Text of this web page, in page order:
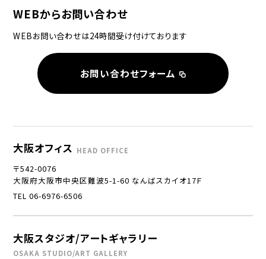
WEBからお問い合わせ
WEBお問い合わせは24時間受け付けております
お問い合わせフォーム
大阪オフィス HEAD OFFICE
〒542-0076
大阪府大阪市中央区難波5-1-60 なんばスカイオ17Ｆ
TEL 06-6976-6506
大阪スタジオ/アートギャラリー
OSAKA STUDIO/ART GALLERY